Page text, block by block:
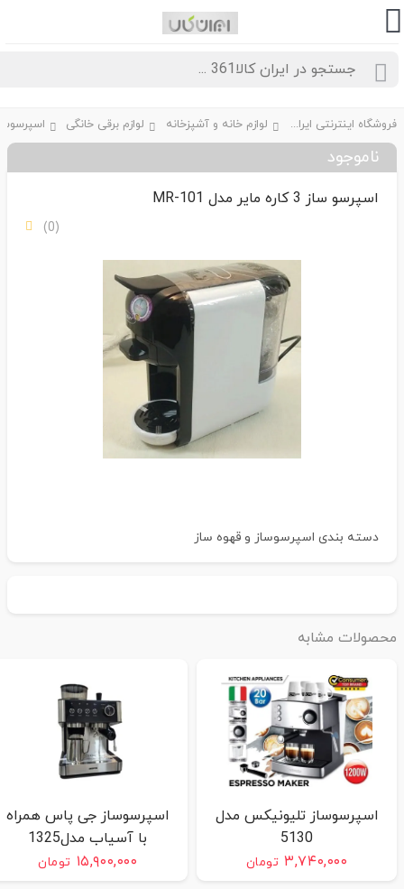
فروشگاه اینترنتی ایران کالا361 لوازم خانه و آشپزخانه لوازم برقی خانگی اسپرسوساز
ناموجود
اسپرسو ساز 3 کاره مایر مدل MR-101
دسته بندیاسپرسوساز و قهوه ساز
مشابه
اسپرسوساز تلیونیکس مدل
5130
۳,۷۴۰,۰۰۰ تومان
اسپرسوساز جی پاس همراه
با آسیاب مدل1325
۱۵,۹۰۰,۰۰۰ تومان